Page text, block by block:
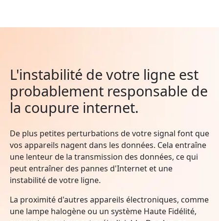
L'instabilité de votre ligne est
probablement responsable de
la coupure internet.
De plus petites perturbations de votre signal font que
vos appareils nagent dans les données. Cela entraîne
une lenteur de la transmission des données, ce qui
peut entraîner des pannes d'Internet et une
instabilité de votre ligne.
La proximité d'autres appareils électroniques, comme
une lampe halogène ou un système Haute Fidélité,